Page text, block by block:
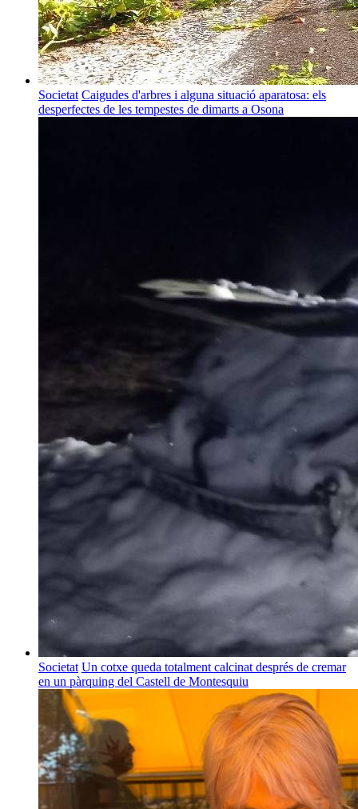
Societat Caigudes d'arbres i alguna situació aparatosa: els
desperfectes de les tempestes de dimarts a Osona
Societat Un cotxe queda totalment calcinat després de cremar
en un pàrquing del Castell de Montesquiu